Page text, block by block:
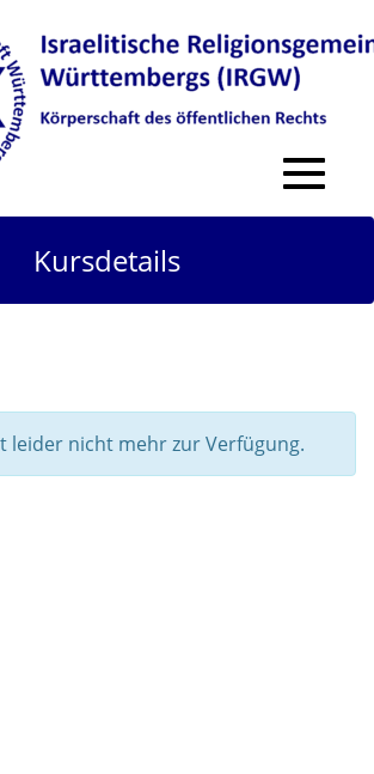
Toggle
Kursdetails
leider nicht mehr zur Verfügung.